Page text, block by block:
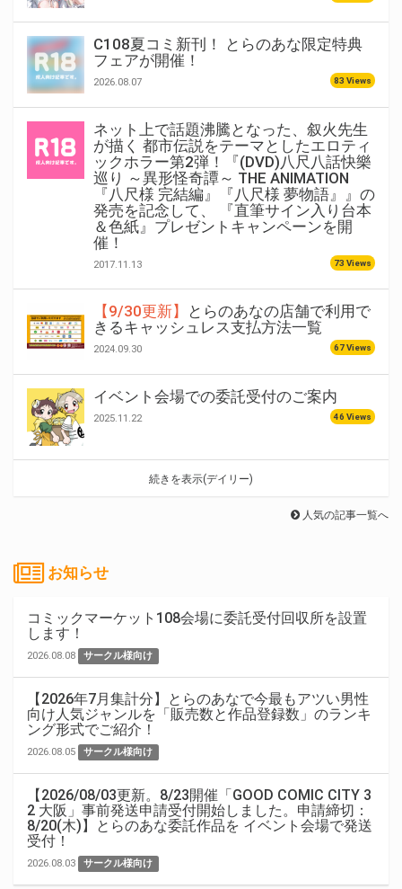
C108夏コミ新刊！ とらのあな限定特典
フェアが開催！
2026.08.07 83 Views
ネット上で話題沸騰となった、叙火先生
が描く 都市伝説をテーマとしたエロティ
ックホラー第2弾！『(DVD)八尺八話快樂
巡り ～異形怪奇譚～ THE ANIMATION
『八尺様 完結編』『八尺様 夢物語』』の
発売を記念して、 『直筆サイン入り台本
＆色紙』プレゼントキャンペーンを開
催！
2017.11.13 73 Views
【9/30更新】
とらのあなの店舗で利用で
きるキャッシュレス支払方法一覧
2024.09.30 67 Views
イベント会場での委託受付のご案内
2025.11.22 46 Views
続きを表示(デイリー)
人気の記事一覧へ
お知らせ
コミックマーケット108会場に委託受付回収所を設置
します！
2026.08.08 サークル様向け
【2026年7月集計分】とらのあなで今最もアツい男性
向け人気ジャンルを「販売数と作品登録数」のランキ
ング形式でご紹介！
2026.08.05 サークル様向け
【2026/08/03更新。8/23開催「GOOD COMIC CITY 3
2 大阪」事前発送申請受付開始しました。申請締切：
8/20(木)】とらのあな委託作品を イベント会場で発送
受付！
2026.08.03 サークル様向け